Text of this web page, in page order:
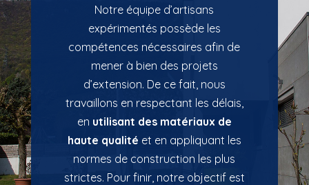
Notre équipe d’artisans
expérimentés possède les
compétences nécessaires afin de
mener à bien des projets
d’extension. De ce fait, nous
travaillons en respectant les délais,
en utilisant des matériaux de
haute qualité et en appliquant les
normes de construction les plus
strictes. Pour finir, notre objectif est